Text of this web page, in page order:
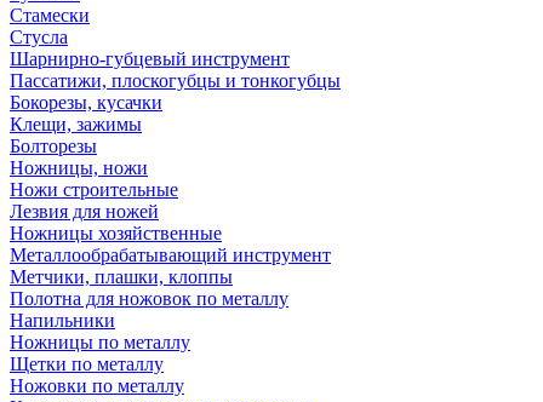
Стамески
Стусла
Шарнирно-губцевый инструмент
Пассатижи, плоскогубцы и тонкогубцы
Бокорезы, кусачки
Клещи, зажимы
Болторезы
Ножницы, ножи
Ножи строительные
Лезвия для ножей
Ножницы хозяйственные
Металлообрабатывающий инструмент
Метчики, плашки, клоппы
Полотна для ножовок по металлу
Напильники
Ножницы по металлу
Щетки по металлу
Ножовки по металлу